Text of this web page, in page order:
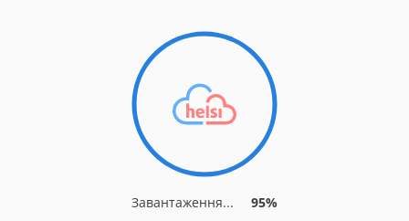
Завантаження... 95%